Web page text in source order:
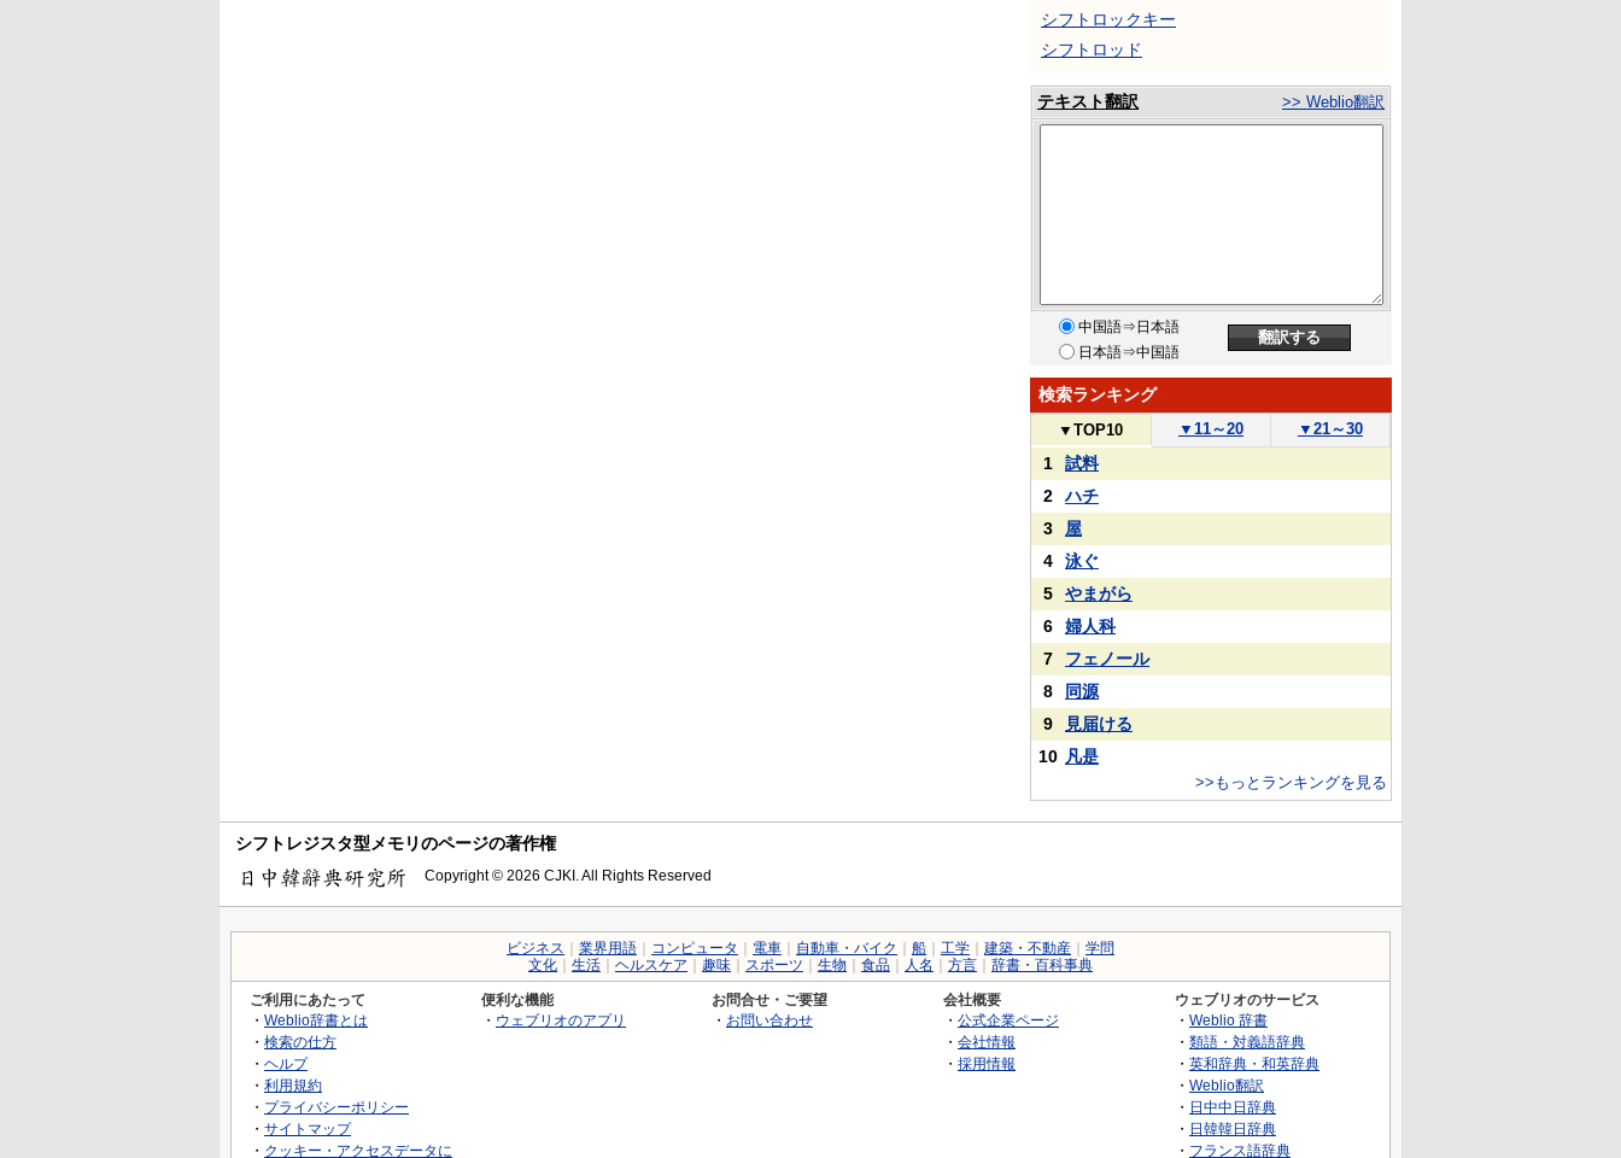
シフトロックキー
シフトロッド
テキスト翻訳 >> Weblio翻訳
中国語⇒日本語
日本語⇒中国語
検索ランキング
▼ TOP10 ▼ 11～20 ▼ 21～30
1
試料
2
ハチ
3
屋
4
泳ぐ
5
やまがら
6
婦人科
7
フェノール
8
同源
9
見届ける
10 凡是
>>もっとランキングを見る
シフトレジスタ型メモリのページの著作権
Copyright © 2026 CJKI. All Rights Reserved
ビジネス 業界用語 コンピュータ 電車 自動車・バイク 船 工学 建築・不動産
学問
文化
生活 ヘルスケア 趣味 スポーツ 生物 食品 人名 方言 辞書・百科事典
ご利用にあたって
・ Weblio辞書とは
・ 検索の仕方
・ ヘルプ
・ 利用規約
・ プライバシーポリシー
・ サイトマップ
・ クッキー・アクセスデータに
便利な機能
・ ウェブリオのアプリ
お問合せ・ご要望
・ お問い合わせ
会社概要
・ 公式企業ページ
・ 会社情報
・ 採用情報
ウェブリオのサービス
・ Weblio 辞書
・ 類語・対義語辞典
・ 英和辞典・和英辞典
・ Weblio翻訳
・ 日中中日辞典
・ 日韓韓日辞典
・ フランス語辞典